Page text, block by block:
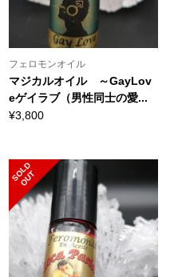
フェロモンオイル
マジカルオイル ～GayLov
eゲイラブ（男性同士の愛...
¥3,800
S
O
L
D
O
U
T